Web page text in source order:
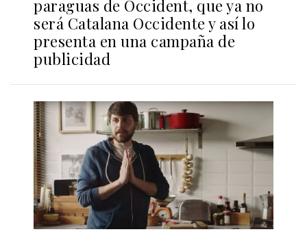
paraguas de Occident, que ya no
será Catalana Occidente y así lo
presenta en una campaña de
publicidad